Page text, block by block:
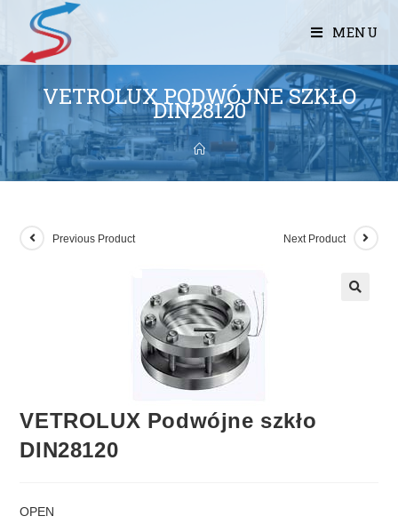
MENU
VETROLUX PODWÓJNE SZKŁO
DIN28120
Previous Product Next Product
VETROLUX Podwójne szkło
DIN28120
OPEN